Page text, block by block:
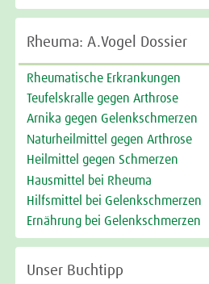
Rheuma: A.Vogel Dossier
Rheumatische Erkrankungen
Teufelskralle gegen Arthrose
Arnika gegen Gelenkschmerzen
Naturheilmittel gegen Arthrose
Heilmittel gegen Schmerzen
Hausmittel bei Rheuma
Hilfsmittel bei Gelenkschmerzen
Ernährung bei Gelenkschmerzen
Unser Buchtipp